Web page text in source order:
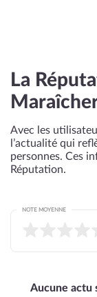
La
Avec les
l’actualité qui
personnes. Ces
Réputation.
NOTE MOYENNE
Aucune actu